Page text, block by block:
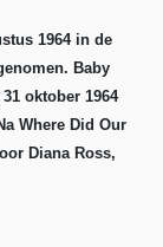
1964 in de
Baby
oktober 1964
Where Did Our
Diana Ross,